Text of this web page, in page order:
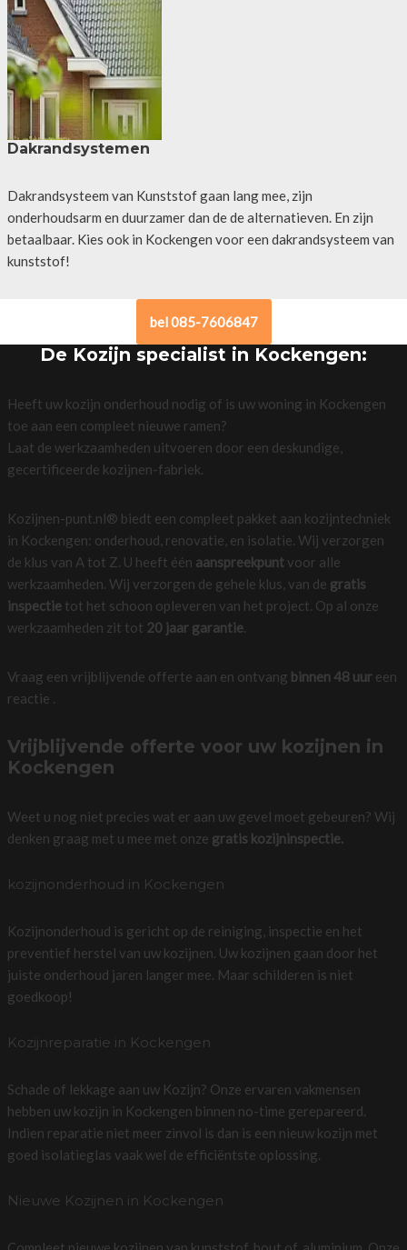
Dakrandsystemen
Dakrandsysteem van Kunststof gaan lang mee, zijn
onderhoudsarm en duurzamer dan de de alternatieven. En zijn
betaalbaar. Kies ook in Kockengen voor een dakrandsysteem van
kunststof!
bel 085-7606847
De Kozijn specialist in Kockengen:
Heeft uw kozijn onderhoud nodig of is uw woning in Kockengen
toe aan een compleet nieuwe ramen?
Laat de werkzaamheden uitvoeren door een deskundige,
gecertificeerde kozijnen-fabriek.
Kozijnen-punt.nl® biedt een compleet pakket aan kozijntechniek
in Kockengen: onderhoud, renovatie, en isolatie. Wij verzorgen
de klus van A tot Z. U heeft één aanspreekpuntvoor alle
werkzaamheden. Wij verzorgen de gehele klus, van de gratis
inspectietot het schoon opleveren van het project. Op al onze
werkzaamheden zit tot 20 jaar garantie.
Vraag een vrijblijvende offerte aan en ontvang binnen 48 uureen
reactie .
Vrijblijvende offerte voor uw kozijnen in
Kockengen
Weet u nog niet precies wat er aan uw gevel moet gebeuren? Wij
denken graag met u mee met onze gratis kozijninspectie.
kozijnonderhoud in Kockengen
Kozijnonderhoud is gericht op de reiniging, inspectie en het
preventief herstel van uw kozijnen. Uw kozijnen gaan door het
juiste onderhoud jaren langer mee. Maar schilderen is niet
goedkoop!
Kozijnreparatie in Kockengen
Schade of lekkage aan uw Kozijn? Onze ervaren vakmensen
hebben uw kozijn in Kockengen binnen no-time gerepareerd.
Indien reparatie niet meer zinvol is dan is een nieuw kozijn met
goed isolatieglas vaak wel de efficiëntste oplossing.
Nieuwe Kozijnen in Kockengen